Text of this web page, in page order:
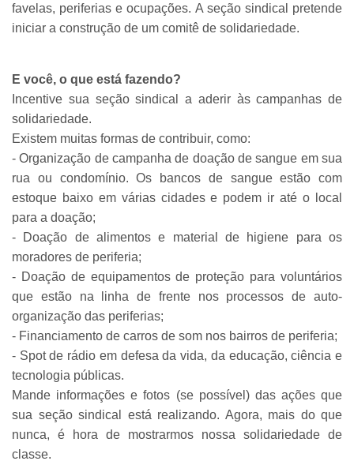
favelas, periferias e ocupações. A seção sindical pretende
iniciar a construção de um comitê de solidariedade.
E você, o que está fazendo?
Incentive sua seção sindical a aderir às campanhas de
solidariedade.
Existem muitas formas de contribuir, como:
- Organização de campanha de doação de sangue em sua
rua ou condomínio. Os bancos de sangue estão com
estoque baixo em várias cidades e podem ir até o local
para a doação;
- Doação de alimentos e material de higiene para os
moradores de periferia;
- Doação de equipamentos de proteção para voluntários
que estão na linha de frente nos processos de auto-
organização das periferias;
- Financiamento de carros de som nos bairros de periferia;
- Spot de rádio em defesa da vida, da educação, ciência e
tecnologia públicas.
Mande informações e fotos (se possível) das ações que
sua seção sindical está realizando. Agora, mais do que
nunca, é hora de mostrarmos nossa solidariedade de
classe.